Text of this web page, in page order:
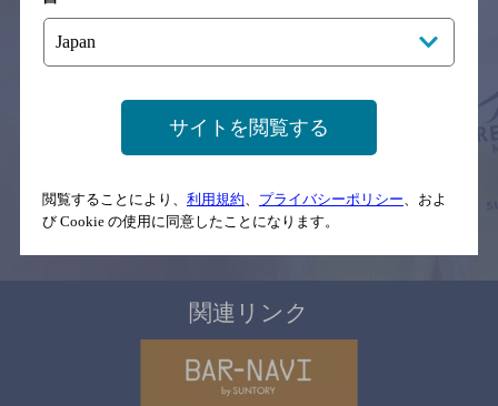
※それぞれのお店のメニューや営業時間などの掲載情報については、
予告なしに変更されることがありますので、
念のためお店にご確認の上ご来店くださいますようお願い申し上げま
情報提供：ぐるなび
関連リンク
サイトを閲覧する
閲覧することにより、 利用規約 プライバシーポリシー 、およ
び Cookie の使用に同意したことになります。